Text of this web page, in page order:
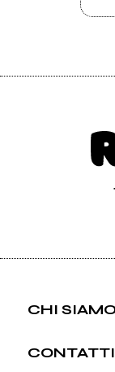
CHI
CONTATTI